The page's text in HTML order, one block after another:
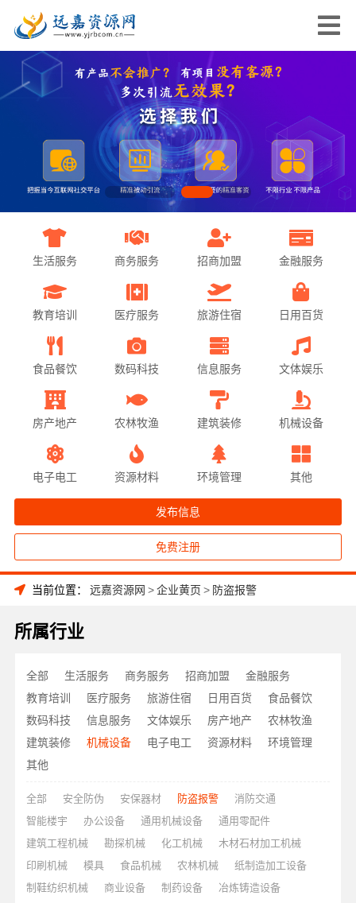
生活服务 商务服务 招商加盟 金融服务
教育培训 医疗服务 旅游住宿 日用百货
食品餐饮 数码科技 信息服务 文体娱乐
房产地产 农林牧渔 建筑装修 机械设备
电子电工 资源材料 环境管理 其他
发布信息
免费注册
当前位置： 远嘉资源网 >企业黄页 > 防盗报警
所属行业
全部 生活服务 商务服务 招商加盟
金融服务
教育培训
医疗服务 旅游住宿 日用百货
食品餐饮
数码科技
信息服务 文体娱乐 房产地产
农林牧渔
建筑装修
机械设备 电子电工 资源材料
环境管理
其他
全部 安全防伪 安保器材 防盗报警
消防交通
智能楼宇
办公设备 通用机械设备
通用零配件
建筑工程机械
勘探机械 化工机械
木材石材加工机械
印刷机械
模具 食品机械 农林机械
纸制造加工设备
制鞋纺织机械
商业设备 制药设备
冶炼铸造设备